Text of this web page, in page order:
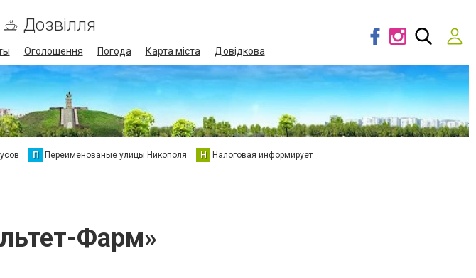
Дозвілля
Оголошення Погода Карта міста Довідкова
П Переименованые улицы Никополя Н Налоговая информирует
Фарм»